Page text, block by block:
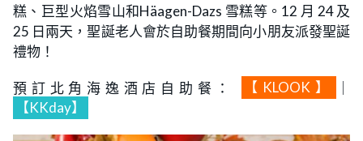
糕、巨型火焰雪山和Häagen-Dazs 雪糕等。12 月 24 及
25 日兩天，聖誕老人會於自助餐期間向小朋友派發聖誕
禮物！
預訂北角海逸酒店自助餐： 【KLOOK】
【KKday】